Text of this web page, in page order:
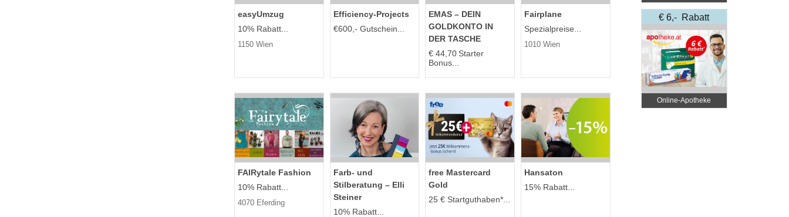
easyUmzug
10% Rabatt...
1150 Wien
Efficiency-Projects
€600,- Gutschein...
EMAS – DEIN
GOLDKONTO IN
DER TASCHE
€ 44,70 Starter
Bonus...
Fairplane
Spezialpreise...
1010 Wien
FAIRytale Fashion
10% Rabatt...
4070 Eferding
Farb- und
Stilberatung – Elli
Steiner
10% Rabatt...
free Mastercard
Gold
25 € Startguthaben*...
Hansaton
15% Rabatt...
leben
€ 6,- Rabatt
Online‑Apotheke